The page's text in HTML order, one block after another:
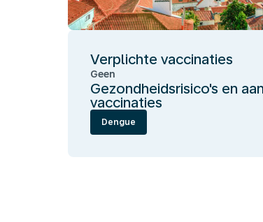
Verplichte vaccinaties
Geen
Gezondheidsrisico's en
vaccinaties
Dengue